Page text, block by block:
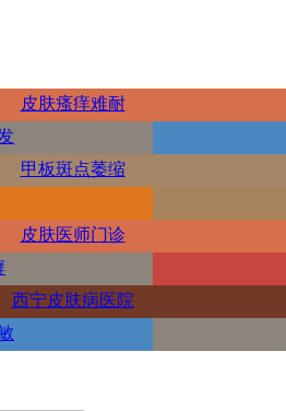
皮肤瘙痒难耐
甲板斑点萎缩
皮肤医师门诊
西宁皮肤病医院